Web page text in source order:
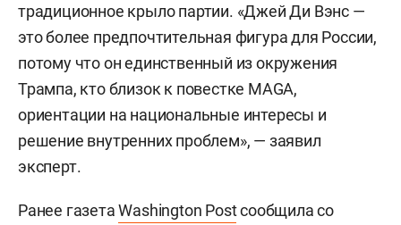
традиционное крыло партии. «Джей Ди Вэнс —
это более предпочтительная фигура для России,
потому что он единственный из окружения
Трампа, кто близок к повестке MAGA,
ориентации на национальные интересы и
решение внутренних проблем», — заявил
эксперт.
Ранее газетаWashington Postсообщила со